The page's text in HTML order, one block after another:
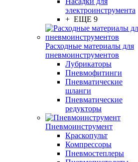
электроинструмента
+ ЕЩЕ 9
Расходные материалы для
пневмоинструментов
Лубрикаторы
Пневмофитинги
Пневматические
шланги
Пневматические
редукторы
Пневмоинструмент
Краскопульт
Компрессоры
Пневмостеплеры